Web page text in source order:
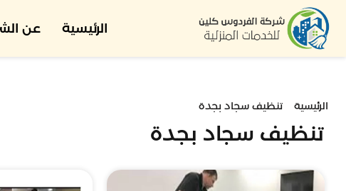
الرئيسية عن
الرئيسية تنظيف سجاد بجدة
تنظيف سجاد بجدة